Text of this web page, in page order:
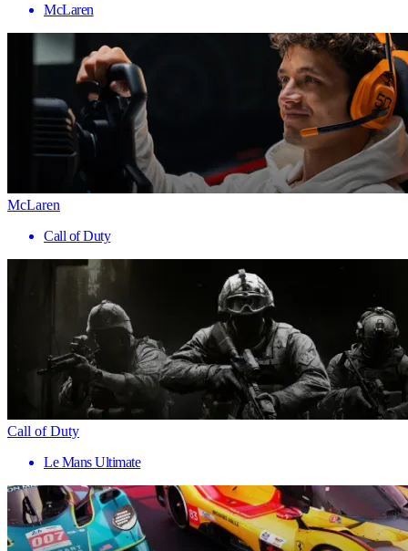
McLaren
McLaren
Call of Duty
Call of Duty
Le Mans Ultimate